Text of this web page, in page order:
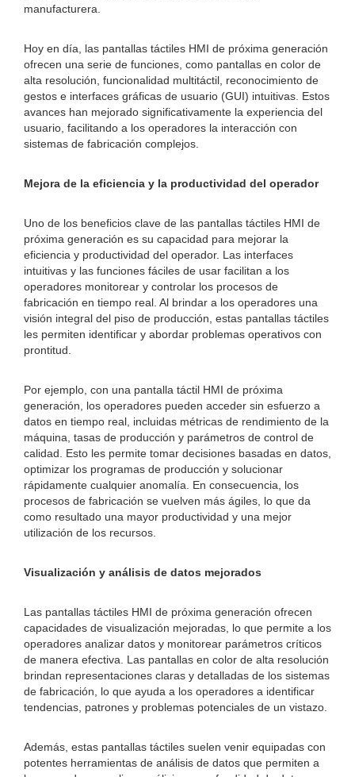
manufacturera.
Hoy en día, las pantallas táctiles HMI de próxima generación
ofrecen una serie de funciones, como pantallas en color de
alta resolución, funcionalidad multitáctil, reconocimiento de
gestos e interfaces gráficas de usuario (GUI) intuitivas. Estos
avances han mejorado significativamente la experiencia del
usuario, facilitando a los operadores la interacción con
sistemas de fabricación complejos.
Mejora de la eficiencia y la productividad del operador
Uno de los beneficios clave de las pantallas táctiles HMI de
próxima generación es su capacidad para mejorar la
eficiencia y productividad del operador. Las interfaces
intuitivas y las funciones fáciles de usar facilitan a los
operadores monitorear y controlar los procesos de
fabricación en tiempo real. Al brindar a los operadores una
visión integral del piso de producción, estas pantallas táctiles
les permiten identificar y abordar problemas operativos con
prontitud.
Por ejemplo, con una pantalla táctil HMI de próxima
generación, los operadores pueden acceder sin esfuerzo a
datos en tiempo real, incluidas métricas de rendimiento de la
máquina, tasas de producción y parámetros de control de
calidad. Esto les permite tomar decisiones basadas en datos,
optimizar los programas de producción y solucionar
rápidamente cualquier anomalía. En consecuencia, los
procesos de fabricación se vuelven más ágiles, lo que da
como resultado una mayor productividad y una mejor
utilización de los recursos.
Visualización y análisis de datos mejorados
Las pantallas táctiles HMI de próxima generación ofrecen
capacidades de visualización mejoradas, lo que permite a los
operadores analizar datos y monitorear parámetros críticos
de manera efectiva. Las pantallas en color de alta resolución
brindan representaciones claras y detalladas de los sistemas
de fabricación, lo que ayuda a los operadores a identificar
tendencias, patrones y problemas potenciales de un vistazo.
Además, estas pantallas táctiles suelen venir equipadas con
potentes herramientas de análisis de datos que permiten a